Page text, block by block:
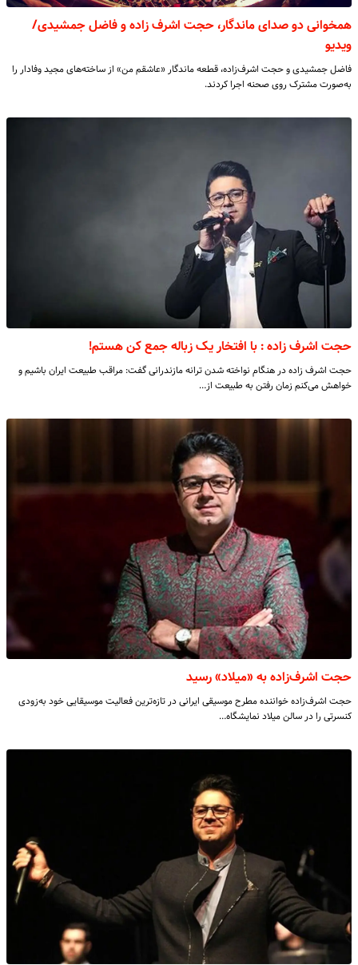
همخوانی دو صدای ماندگار، حجت اشرف زاده و فاضل جمشیدی/
ویدیو
فاضل جمشیدی و حجت اشرف‌زاده، قطعه ماندگار «عاشقم من» از ساخته‌های مجید وفادار را
به‌صورت مشترک روی صحنه اجرا کردند.
حجت اشرف زاده : با افتخار یک زباله جمع کن هستم!
حجت اشرف زاده در هنگام نواخته شدن ترانه مازندرانی گفت: مراقب طبیعت ایران باشیم و
خواهش می‌کنم زمان رفتن به طبیعت از…
حجت اشرف‌زاده به «میلاد» رسید
حجت اشرف‌زاده خواننده مطرح موسیقی ایرانی در تازه‌ترین فعالیت موسیقایی خود به‌زودی
کنسرتی را در سالن میلاد نمایشگاه…